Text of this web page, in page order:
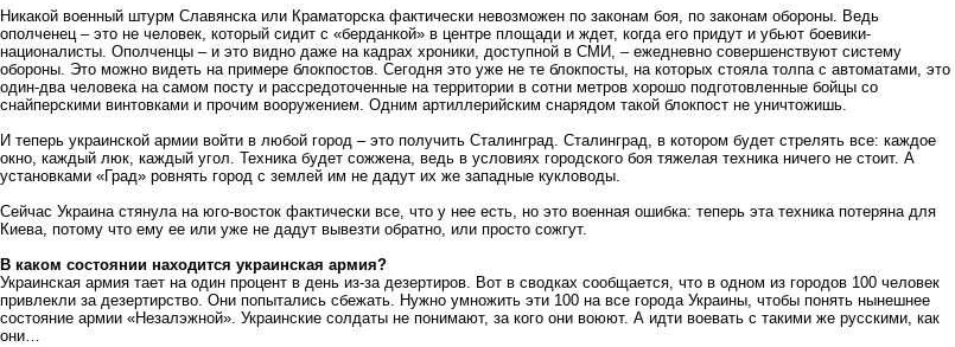
Никакой военный штурм Славянска или Краматорска фактически невозможен по законам боя, по законам обороны. Ведь
ополченец – это не человек, который сидит с «берданкой» в центре площади и ждет, когда его придут и убьют боевики-
националисты. Ополченцы – и это видно даже на кадрах хроники, доступной в СМИ, – ежедневно совершенствуют систему
обороны. Это можно видеть на примере блокпостов. Сегодня это уже не те блокпосты, на которых стояла толпа с автоматами, это
один-два человека на самом посту и рассредоточенные на территории в сотни метров хорошо подготовленные бойцы со
снайперскими винтовками и прочим вооружением. Одним артиллерийским снарядом такой блокпост не уничтожишь.
И теперь украинской армии войти в любой город – это получить Сталинград. Сталинград, в котором будет стрелять все: каждое
окно, каждый люк, каждый угол. Техника будет сожжена, ведь в условиях городского боя тяжелая техника ничего не стоит. А
установками «Град» ровнять город с землей им не дадут их же западные кукловоды.
Сейчас Украина стянула на юго-восток фактически все, что у нее есть, но это военная ошибка: теперь эта техника потеряна для
Киева, потому что ему ее или уже не дадут вывезти обратно, или просто сожгут.
В каком состоянии находится украинская армия?
Украинская армия тает на один процент в день из-за дезертиров. Вот в сводках сообщается, что в одном из городов 100 человек
привлекли за дезертирство. Они попытались сбежать. Нужно умножить эти 100 на все города Украины, чтобы понять нынешнее
состояние армии «Незалэжной». Украинские солдаты не понимают, за кого они воюют. А идти воевать с такими же русскими, как
они…